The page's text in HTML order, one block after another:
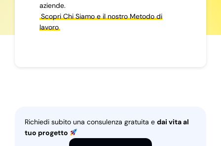
aziende.
Scopri Chi Siamo e il nostro Metodo di
lavoro
Richiedi subito una consulenza gratuita e dai vita al
tuo progetto